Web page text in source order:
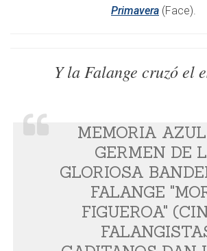
Primavera (Face).
Y la Falange cruzó el
MEMORIA
GERMEN DE
GLORIOSA
FALANGE
FIGUEROA"